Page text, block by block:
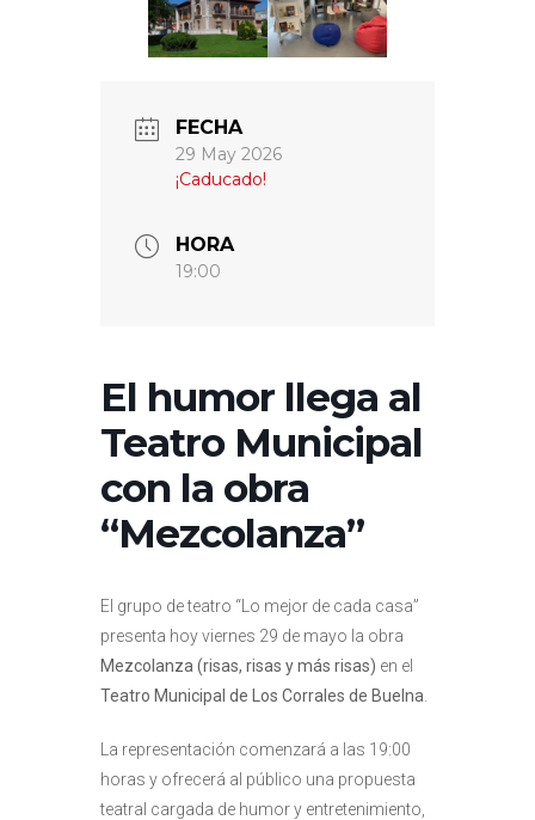
FECHA
29 May 2026
¡Caducado!
HORA
19:00
El humor llega al
Teatro Municipal
con la obra
“Mezcolanza”
El grupo de teatro “Lo mejor de cada casa”
presenta hoy viernes 29 de mayo la obra
Mezcolanza (risas, risas y más risas) en el
Teatro Municipal de Los Corrales de Buelna
La representación comenzará a las 19:00
horas y ofrecerá al público una propuesta
teatral cargada de humor y entretenimiento,